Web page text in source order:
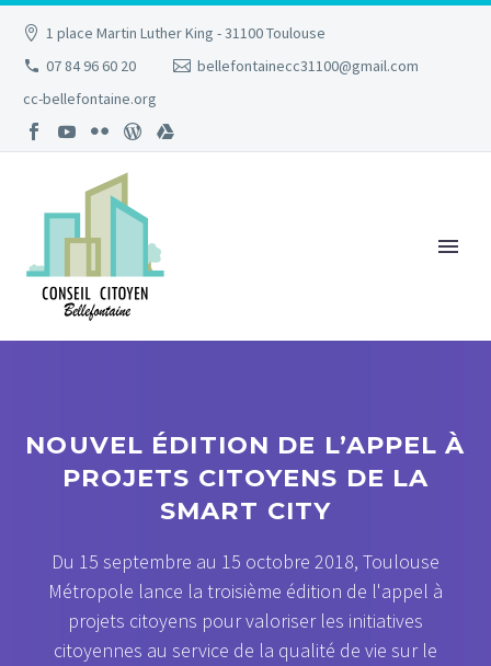
1 place Martin Luther King - 31100 Toulouse
07 84 96 60 20
bellefontainecc31100@gmail.com
cc-bellefontaine.org
NOUVEL ÉDITION DE L’APPEL À
PROJETS CITOYENS DE LA
SMART CITY
Du 15 septembre au 15 octobre 2018, Toulouse
Métropole lance la troisième édition de l'appel à
projets citoyens pour valoriser les initiatives
citoyennes au service de la qualité de vie sur le